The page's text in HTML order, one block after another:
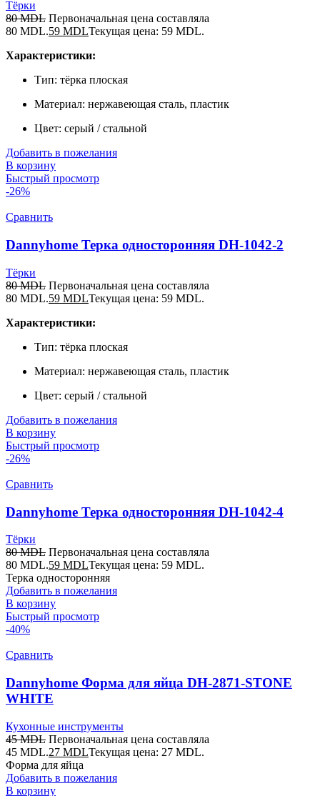
Тёрки
80MDL Первоначальная цена составляла
80 MDL.59 MDLТекущая цена: 59 MDL.
Характеристики:
Тип: тёрка плоская
Материал: нержавеющая сталь, пластик
Цвет: серый / стальной
Добавить в пожелания
В корзину
Быстрый просмотр
-26%
Сравнить
Dannyhome Терка односторонняя DH-1042-2
Тёрки
80MDL Первоначальная цена составляла
80 MDL.59 MDLТекущая цена: 59 MDL.
Характеристики:
Тип: тёрка плоская
Материал: нержавеющая сталь, пластик
Цвет: серый / стальной
Добавить в пожелания
В корзину
Быстрый просмотр
-26%
Сравнить
Dannyhome Терка односторонняя DH-1042-4
Тёрки
80MDL Первоначальная цена составляла
80 MDL.59 MDLТекущая цена: 59 MDL.
Терка односторонняя
Добавить в пожелания
В корзину
Быстрый просмотр
-40%
Сравнить
Dannyhome Форма для яйца DH-2871-STONE
WHITE
Кухонные инструменты
45MDL Первоначальная цена составляла
45 MDL.27 MDLТекущая цена: 27 MDL.
Форма для яйца
Добавить в пожелания
В корзину